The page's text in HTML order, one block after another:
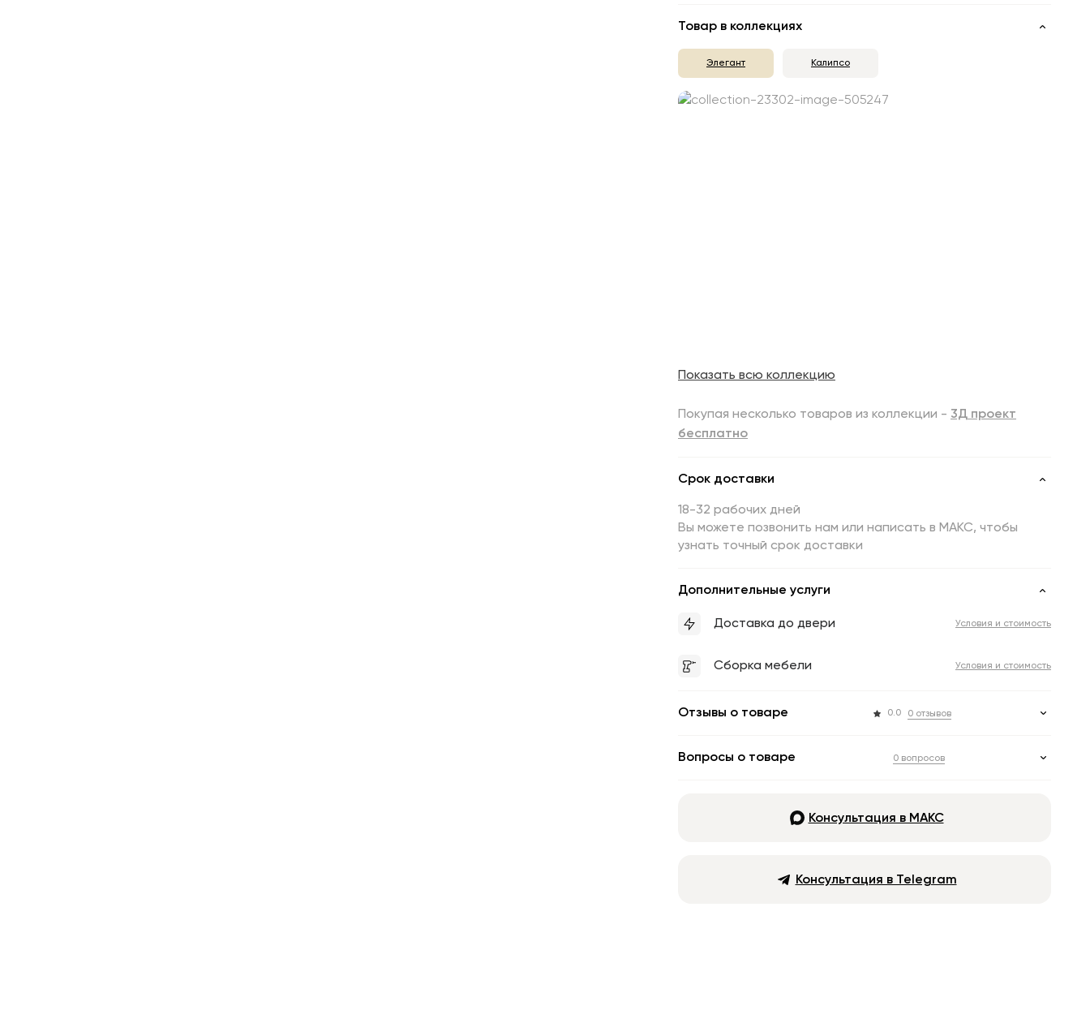
Товар в коллекциях
Элегант Калипсо
Показать всю коллекцию
Покупая несколько товаров из коллекции - 3Д проект
бесплатно
Срок доставки
18-32 рабочих дней
Вы можете позвонить нам или написать в МАКС, чтобы
узнать точный срок доставки
Дополнительные услуги
Доставка до двери Условия и стоимость
Сборка мебели Условия и стоимость
Отзывы о товаре 0.0 0 отзывов
Вопросы о товаре 0 вопросов
Консультация в МАКС
Консультация в Telegram